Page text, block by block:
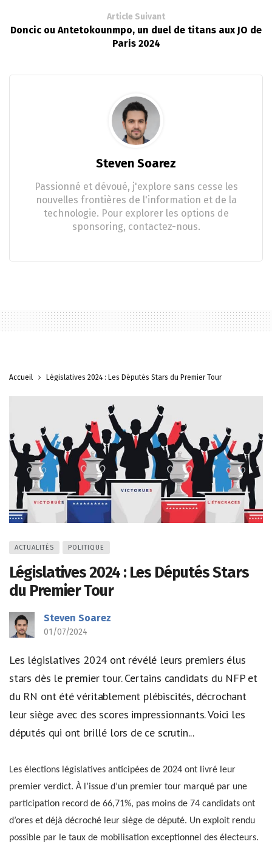
Article Suivant
Doncic ou Antetokounmpo, un duel de titans aux JO de
Paris 2024
Steven Soarez
Passionné et dévoué, j'explore sans cesse les
nouvelles frontières de l'information et de la
technologie. Pour explorer les options de
sponsoring, contactez-nous.
Accueil Législatives 2024 : Les Députés Stars du Premier Tour
ACTUALITÉS POLITIQUE
Législatives 2024 : Les Députés Stars
du Premier Tour
Steven Soarez
01/07/2024
Les législatives 2024 ont révélé leurs premiers élus
stars dès le premier tour. Certains candidats du NFP et
du RN ont été véritablement plébiscités, décrochant
leur siège avec des scores impressionnants. Voici les
députés qui ont brillé lors de ce scrutin...
Les élections législatives anticipées de 2024 ont livré leur
premier verdict. À l’issue d’un premier tour marqué par une
participation record de 66,71%, pas moins de 74 candidats ont
d’ores et déjà décroché leur siège de député. Un exploit rendu
possible par le taux de mobilisation exceptionnel des électeurs.